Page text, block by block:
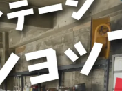
ゲーム・サービス開発
書籍・雑誌出版